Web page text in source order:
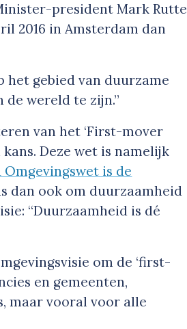
president Mark Rutte
2016 in Amsterdam dan
het gebied van duurzame
wereld te zijn.”
van het ‘First-mover
Deze wet is namelijk
Omgevingswet is de
dan ook om duurzaamheid
“Duurzaamheid is dé
om de ‘first-
en gemeenten,
maar vooral voor alle